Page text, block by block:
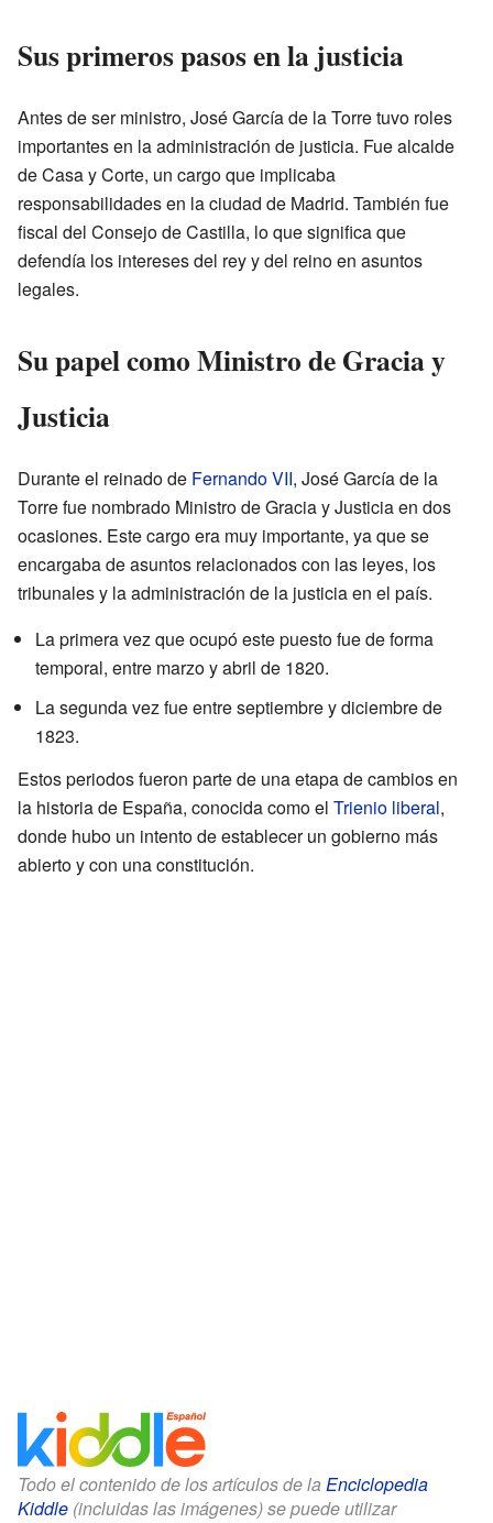
Sus primeros pasos en la justicia
Antes de ser ministro, José García de la Torre tuvo roles
importantes en la administración de justicia. Fue alcalde
de Casa y Corte, un cargo que implicaba
responsabilidades en la ciudad de Madrid. También fue
fiscal del Consejo de Castilla, lo que significa que
defendía los intereses del rey y del reino en asuntos
legales.
Su papel como Ministro de Gracia y
Justicia
Durante el reinado de Fernando VII, José García de la
Torre fue nombrado Ministro de Gracia y Justicia en dos
ocasiones. Este cargo era muy importante, ya que se
encargaba de asuntos relacionados con las leyes, los
tribunales y la administración de la justicia en el país.
La primera vez que ocupó este puesto fue de forma
temporal, entre marzo y abril de 1820.
La segunda vez fue entre septiembre y diciembre de
1823.
Estos periodos fueron parte de una etapa de cambios en
la historia de España, conocida como el Trienio liberal,
donde hubo un intento de establecer un gobierno más
abierto y con una constitución.
Todo el contenido de los artículos de la Enciclopedia
Kiddle (incluidas las imágenes) se puede utilizar